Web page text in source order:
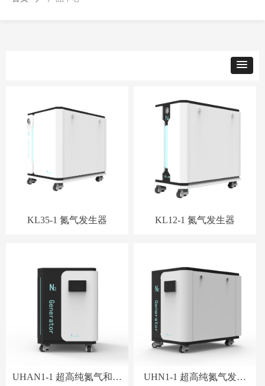
KL35-1 氮气发生器 KL12-1 氮气发生器
UHAN1-1 超高纯氮气和零
UHN1-1 超高纯氮气发生